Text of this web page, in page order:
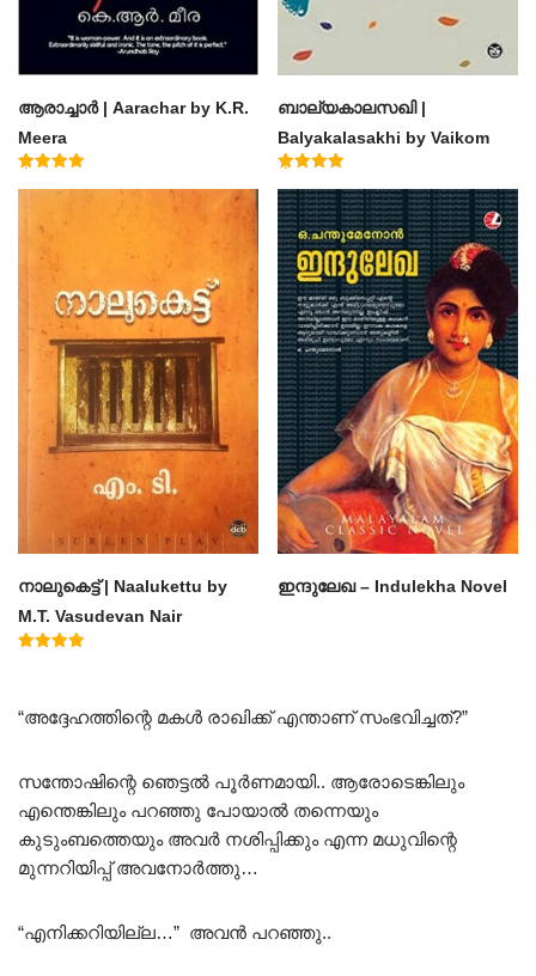
ആരാച്ചാര്‍ | Aarachar by K.R.
Meera
ബാല്യകാലസഖി |
Balyakalasakhi by Vaikom
Muhammad Basheer
4.60
out of 5
നാലുകെട്ട് | Naalukettu by
M.T. Vasudevan Nair
ഇന്ദുലേഖ – Indulekha Novel
“അദ്ദേഹത്തിന്റെ മകൾ രാഖിക്ക് എന്താണ് സംഭവിച്ചത്?”
സന്തോഷിന്റെ ഞെട്ടൽ പൂർണമായി.. ആരോടെങ്കിലും
എന്തെങ്കിലും പറഞ്ഞു പോയാൽ തന്നെയും
കുടുംബത്തെയും അവർ നശിപ്പിക്കും എന്ന മധുവിന്റെ
മുന്നറിയിപ്പ് അവനോർത്തു…
“എനിക്കറിയില്ല…” അവൻ പറഞ്ഞു..